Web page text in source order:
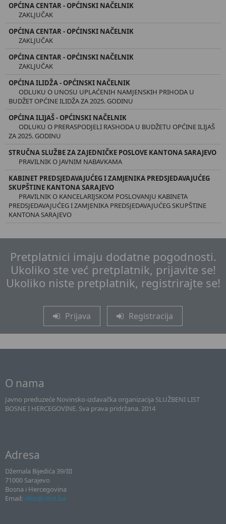
OPĆINA CENTAR - OPĆINSKI NAČELNIK
ZAKLJUČAK
OPĆINA CENTAR - OPĆINSKI NAČELNIK
ZAKLJUČAK
OPĆINA CENTAR - OPĆINSKI NAČELNIK
ZAKLJUČAK
OPĆINA ILIDŽA - OPĆINSKI NAČELNIK
ODLUKU O UNOSU UPLAĆENIH NAMJENSKIH PRIHODA U
BUDŽET OPĆINE ILIDŽA ZA 2025. GODINU
OPĆINA ILIJAŠ - OPĆINSKI NAČELNIK
ODLUKU O PRERASPODJELI RASHODA U BUDŽETU OPĆINE ILIJAŠ
ZA 2025. GODINU
STRUČNA SLUŽBE ZA ZAJEDNIČKE POSLOVE KANTONA SARAJEVO
PRAVILNIK O JAVNIM NABAVKAMA
KABINET PREDSJEDAVAJUĆEG I ZAMJENIKA PREDSJEDAVAJUĆEG
SKUPŠTINE KANTONA SARAJEVO
PRAVILNIK O KANCELARIJSKOM POSLOVANJU KABINETA
PREDSJEDAVAJUĆEG I ZAMJENIKA PREDSJEDAVAJUĆEG SKUPŠTINE
KANTONA SARAJEVO
Pretplatnici imaju dodatne pogodnosti.
Ukoliko ste već pretplatnik, prijavite se!
Ukoliko niste pretplatnik, registrirajte se!
Prijava Registracija
O nama
Javno preduzeće Novinsko-izdavačka organizacija SLUŽBENI LIST
BOSNE I HERCEGOVINE. Sva prava pridržana. 2014
Adresa
Džemala Bijedića 39/III
71000 Sarajevo
Bosna i Hercegovina
Email: sllist@sllist.ba